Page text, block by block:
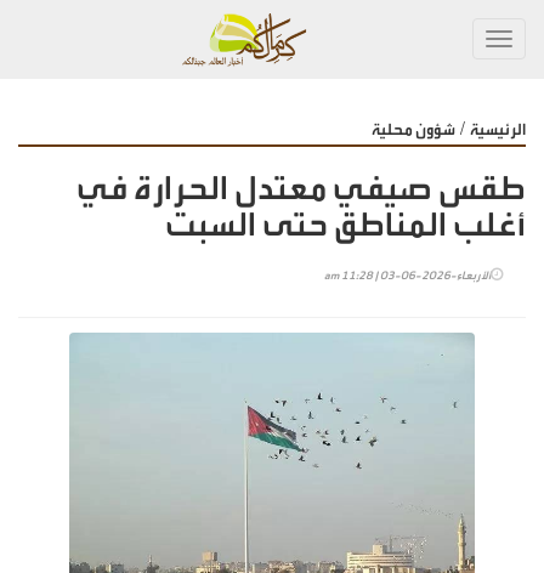
الرئيسية / شؤون محلية
طقس صيفي معتدل الحرارة في
أغلب المناطق حتى السبت
الأربعاء-2026-06-03 | 11:28 am